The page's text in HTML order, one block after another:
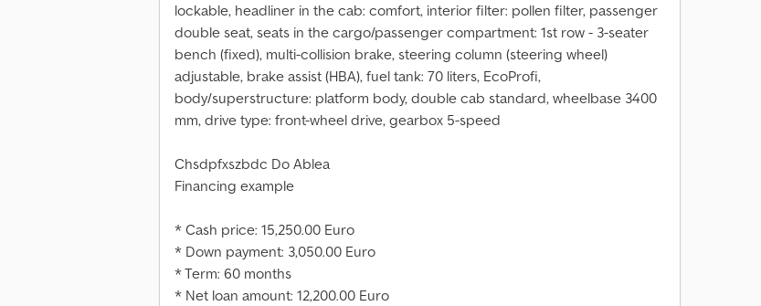
lockable, headliner in the cab: comfort, interior filter: pollen filter, passenger
double seat, seats in the cargo/passenger compartment: 1st row - 3-seater
bench (fixed), multi-collision brake, steering column (steering wheel)
adjustable, brake assist (HBA), fuel tank: 70 liters, EcoProfi,
body/superstructure: platform body, double cab standard, wheelbase 3400
mm, drive type: front-wheel drive, gearbox 5-speed
Chsdpfxszbdc Do Ablea
Financing example
* Cash price: 15,250.00 Euro
* Down payment: 3,050.00 Euro
* Term: 60 months
* Net loan amount: 12,200.00 Euro